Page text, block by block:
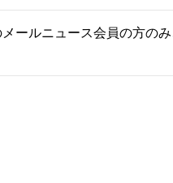
ールニュース会員の方のみ